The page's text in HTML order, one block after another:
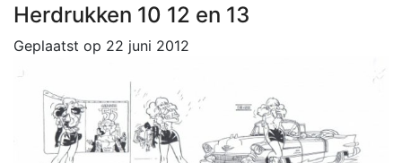
Herdrukken 10 12 en 13
Geplaatst op 22 juni 2012